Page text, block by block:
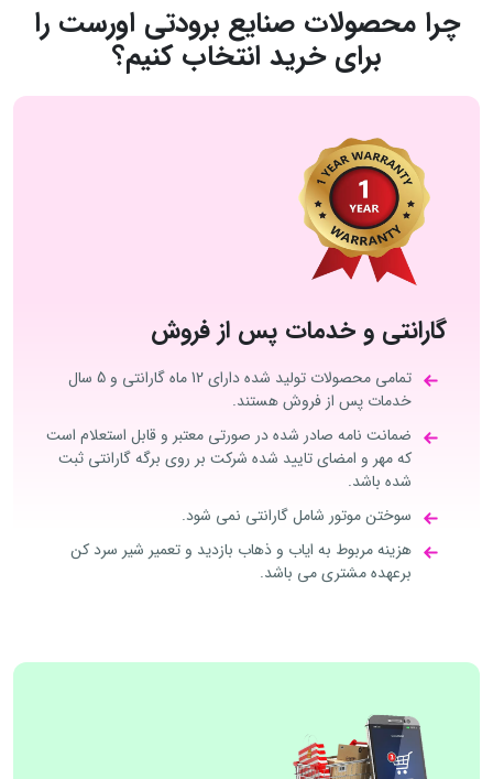
چرا محصولات صنایع برودتی اورست را
برای خرید انتخاب کنیم؟
گارانتی و خدمات پس از فروش
تمامی محصولات تولید شده دارای 12 ماه گارانتی و 5 سال
خدمات پس از فروش هستند.
ضمانت نامه صادر شده در صورتی معتبر و قابل استعلام است
که مهر و امضای تایید شده شرکت بر روی برگه گارانتی ثبت
شده باشد.
سوختن موتور شامل گارانتی نمی شود.
هزینه مربوط به ایاب و ذهاب بازدید و تعمیر شیر سرد کن
برعهده مشتری می باشد.